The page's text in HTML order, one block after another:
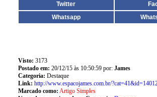
Twitter
Whatsapp
Visto: 3173
Postado em: 20/12/15 às 10:50:59 por: James
Categoria: Destaque
Link: http://www.espacojames.com.br/
Marcado como: Artigo Simples